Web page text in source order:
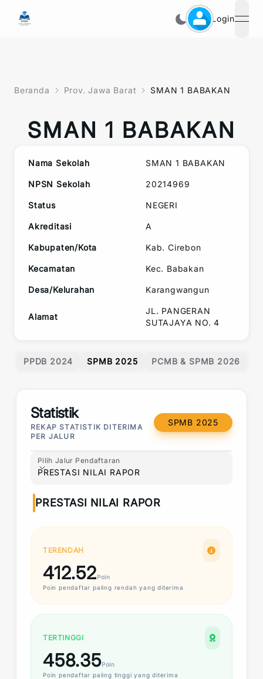
Login
Beranda Prov. Jawa Barat SMAN 1 BABAKAN
SMAN 1 BABAKAN
Nama Sekolah SMAN 1 BABAKAN
NPSN Sekolah 20214969
Status NEGERI
Akreditasi A
Kabupaten/Kota Kab. Cirebon
Kecamatan Kec. Babakan
Desa/Kelurahan Karangwangun
Alamat
JL. PANGERAN
SUTAJAYA NO. 4
PPDB 2024 SPMB 2025 PCMB & SPMB 2026
Statistik
REKAP STATISTIK DITERIMA
PER JALUR
SPMB 2025
Pilih Jalur Pendaftaran
Pilih Jalur Pendaftaran
PRESTASI NILAI RAPOR
PRESTASI NILAI RAPOR
TERENDAH
412.52Poin
Poin pendaftar paling rendah yang diterima
TERTINGGI
458.35Poin
Poin pendaftar paling tinggi yang diterima